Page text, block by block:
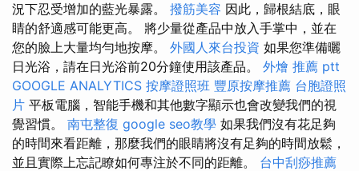
況下忍受增加的藍光暴露。 撥筋美容 因此，歸根結底，眼
睛的舒適感可能更高。 將少量從產品中放入手掌中，並在
您的臉上大量均勻地按摩。 外國人來台投資 如果您準備曬
日光浴，請在日光浴前20分鐘使用該產品。 外燴 推薦 ptt
GOOGLE ANALYTICS 按摩證照班 豐原按摩推薦 台胞證照
片 平板電腦，智能手機和其他數字顯示也會改變我們的視
覺習慣。 南屯整復 google seo教學 如果我們沒有花足夠
的時間來看距離，那麼我們的眼睛將沒有足夠的時間放鬆，
並且實際上忘記瞭如何專注於不同的距離。 台中刮痧推薦